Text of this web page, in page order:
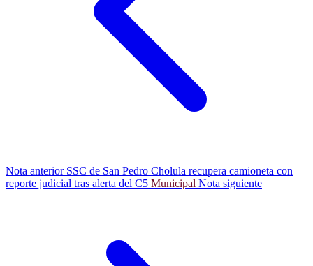
Nota anterior SSC de San Pedro Cholula recupera camioneta con
reporte judicial tras alerta del C5 Municipal Nota siguiente